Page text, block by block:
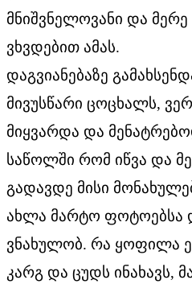
მნიშვნელოვანი და მერე
ვხვდებით ამას.
დაგვიანებაზე
მივუსწარი ცოცხალს,
მიყვარდა და
საწოლში რომ იწვა და
გადავდე მისი
ახლა მარტო ფოტოებსა
ვნახულობ. რა ყოფილა
კარგ და ცუდს ინახავს,